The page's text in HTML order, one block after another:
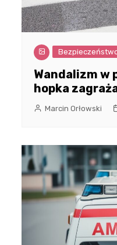
Wandalizm w
hopka
Marcin Orłowski